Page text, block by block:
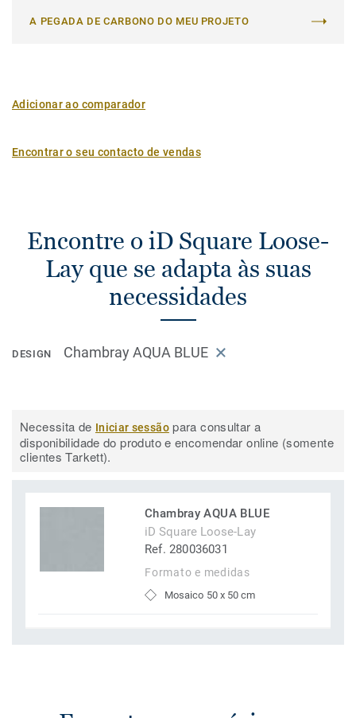
A PEGADA DE CARBONO DO MEU PROJETO
Adicionar ao comparador
Encontrar o seu contacto de vendas
Encontre o iD Square Loose-
Lay que se adapta às suas
necessidades
DESIGN Chambray AQUA BLUE
Necessita de Iniciar sessãopara consultar a
disponibilidade do produto e encomendar online (somente
clientes Tarkett).
Chambray AQUA BLUE
iD Square Loose-Lay
Ref. 280036031
Formato e medidas
Mosaico 50 x 50 cm